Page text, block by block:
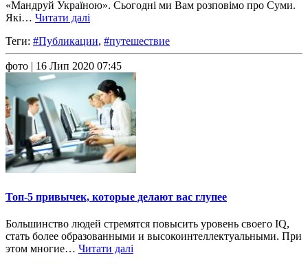
«Мандруй Україною». Сьогодні ми Вам розповімо про Суми.
Які… Читати далі
Теги: #Публикации, #путешествие
фото | 16 Лип 2020 07:45
Топ-5 привычек, которые делают вас глупее
Большинство людей стремятся повысить уровень своего IQ,
стать более образованными и высокоинтеллектуальными. При
этом многие… Читати далі